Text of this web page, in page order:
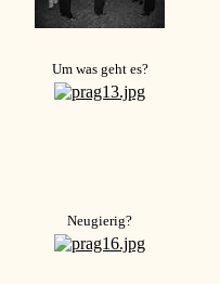
Um was geht es?
Neugierig?